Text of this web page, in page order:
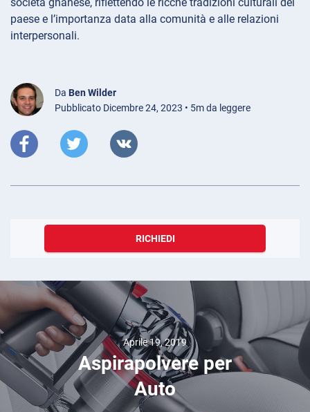
società ghanese, riflettendo le ricche tradizioni culturali del
paese e l’importanza data alla comunità e alle relazioni
interpersonali.
Da Ben Wilder
Pubblicato Dicembre 24, 2023 • 5m da leggere
RICHIEDI
Aprile 19, 2019
Aspirapolvere per
Auto